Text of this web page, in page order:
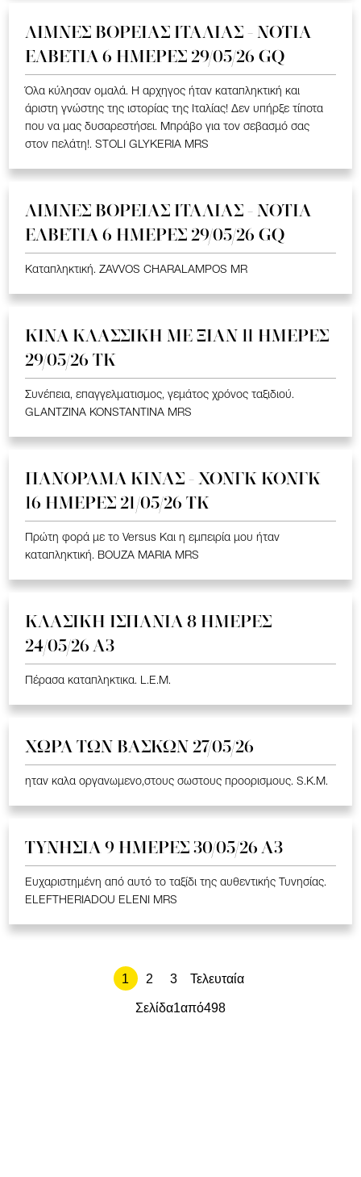
ΛΙΜΝΕΣ ΒΟΡΕΙΑΣ ΙΤΑΛΙΑΣ - ΝΟΤΙΑ
ΕΛΒΕΤΙΑ 6 ΗΜΕΡΕΣ 29/05/26 GQ
Όλα κύλησαν ομαλά. Η αρχηγος ήταν καταπληκτική και
άριστη γνώστης της ιστορίας της Ιταλίας! Δεν υπήρξε τίποτα
που να μας δυσαρεστήσει. Μπράβο για τον σεβασμό σας
στον πελάτη!. STOLI GLYKERIA MRS
ΛΙΜΝΕΣ ΒΟΡΕΙΑΣ ΙΤΑΛΙΑΣ - ΝΟΤΙΑ
ΕΛΒΕΤΙΑ 6 ΗΜΕΡΕΣ 29/05/26 GQ
Καταπληκτική. ZAVVOS CHARALAMPOS MR
ΚΙΝΑ KΛΑΣΣΙΚΗ ME ΞΙΑΝ 11 ΗΜΕΡΕΣ
29/05/26 ΤΚ
Συνέπεια, επαγγελματισμος, γεμάτος χρόνος ταξιδιού.
GLANTZINA KONSTANTINA MRS
ΠΑΝΟΡΑΜΑ ΚΙΝΑΣ - ΧΟΝΓΚ ΚΟΝΓΚ
16 ΗΜΕΡΕΣ 21/05/26 TK
Πρώτη φορά με το Versus Και η εμπειρία μου ήταν
καταπληκτική. BOUZA MARIA MRS
ΚΛΑΣΙΚΗ ΙΣΠΑΝΙΑ 8 ΗΜΕΡΕΣ
24/05/26 Α3
Πέρασα καταπληκτικα. L.E.M.
ΧΩΡΑ ΤΩΝ ΒΑΣΚΩΝ 27/05/26
ηταν καλα οργανωμενο,στους σωστους προορισμους. S.K.M.
ΤΥΝΗΣΙΑ 9 ΗΜΕΡΕΣ 30/05/26 Α3
Ευχαριστημένη από αυτό το ταξίδι της αυθεντικής Τυνησίας.
ELEFTHERIADOU ELENI MRS
1 2 3 Τελευταία
Σελίδα1από498